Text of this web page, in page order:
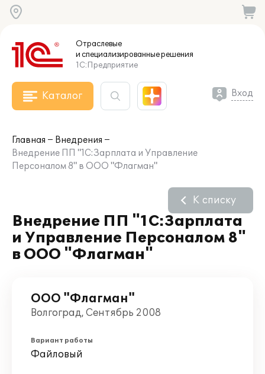
Отраслевые
и специализированныерешения
1С:Предприятие
Каталог Вход
Главная
Внедрения
Внедрение ПП "1С:Зарплата и Управление
Персоналом 8" в ООО "Флагман"
Внедрение ПП "1С:Зарплата
и Управление Персоналом 8"
в ООО "Флагман"
К списку
ООО "Флагман"
Волгоград, Сентябрь 2008
Вариант работы
Файловый